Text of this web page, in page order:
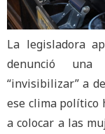
La legisladora
denunció una
“invisibilizar” a
ese clima político
a colocar a las